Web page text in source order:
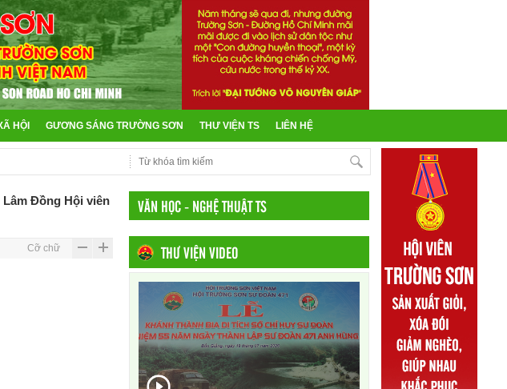
HỘI GƯƠNG SÁNG TRƯỜNG SƠN THƯ VIỆN TS LIÊN HỆ
Đồng Hội viên
Cỡ chữ
VĂN HỌC - NGHỆ THUẬT TS
THƯ VIỆN VIDEO